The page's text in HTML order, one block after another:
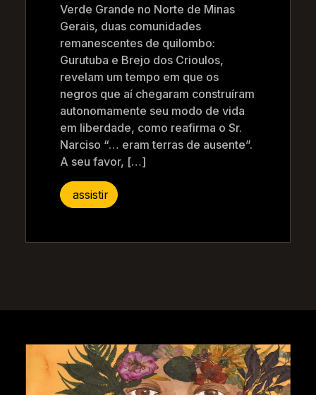
Verde Grande no Norte de Minas
Gerais, duas comunidades
remanescentes de quilombo:
Gurutuba e Brejo dos Crioulos,
revelam um tempo em que os
negros que aí chegaram construíram
autonomamente seu modo de vida
em liberdade, como reafirma o Sr.
Narciso “… eram terras de ausente”.
A seu favor, […]
assistir